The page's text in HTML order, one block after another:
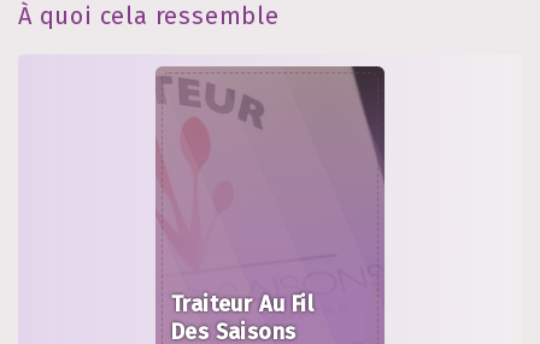
À quoi cela ressemble
Traiteur Au Fil
Des Saisons